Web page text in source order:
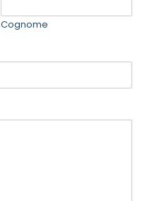
Cognome